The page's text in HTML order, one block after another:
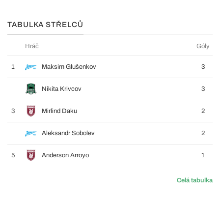
TABULKA STŘELCŮ
Hráč Góly
1 Maksim Glušenkov 3
Nikita Krivcov 3
3 Mirlind Daku 2
Aleksandr Sobolev 2
5 Anderson Arroyo 1
Celá tabulka